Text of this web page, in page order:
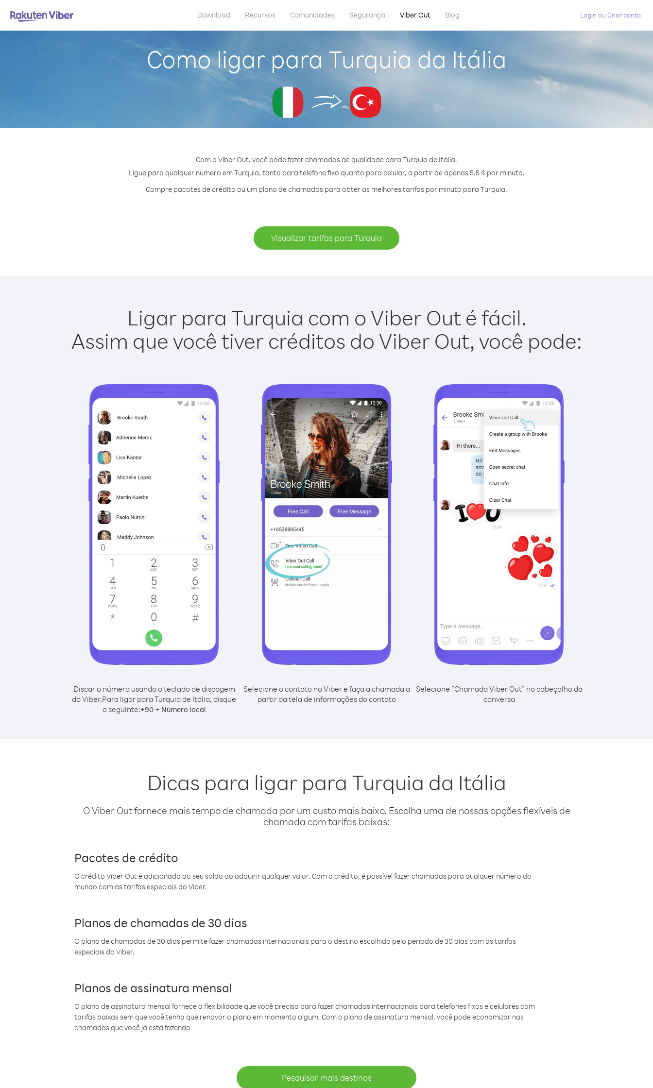
Download Recursos Comunidades Segurança Viber Out Blog Login ou Criar conta
Como ligar para Turquia da Itália
Com o Viber Out, você pode fazer chamadas de qualidade para Turquia de Itália.
Ligue para qualquer número em Turquia, tanto para telefone fixo quanto para celular, a partir de apenas 5.5 ¢ por minuto.
Compre pacotes de crédito ou um plano de chamadas para obter as melhores tarifas por minuto para Turquia.
Visualizar tarifas para Turquia
Ligar para Turquia com o Viber Out é fácil.
Assim que você tiver créditos do Viber Out, você pode:
Discar o número usando o teclado de discagem
do Viber.Para ligar para Turquia de Itália, disque
o seguinte:+90+ Número local
Selecione o contato no Viber e faça a chamada a
partir da tela de informações do contato
Selecione “Chamada Viber Out” no cabeçalho da
conversa
Dicas para ligar para Turquia da Itália
O Viber Out fornece mais tempo de chamada por um custo mais baixo. Escolha uma de nossas opções flexíveis de
chamada com tarifas baixas:
Pacotes de crédito
O crédito Viber Out é adicionado ao seu saldo ao adquirir qualquer valor. Com o crédito, é possível fazer chamadas para qualquer número do
mundo com as tarifas especiais do Viber.
Planos de chamadas de 30 dias
O plano de chamadas de 30 dias permite fazer chamadas internacionais para o destino escolhido pelo período de 30 dias com as tarifas
especiais do Viber.
Planos de assinatura mensal
O plano de assinatura mensal fornece a flexibilidade que você precisa para fazer chamadas internacionais para telefones fixos e celulares com
tarifas baixas sem que você tenha que renovar o plano em momento algum. Com o plano de assinatura mensal, você pode economizar nas
chamadas que você já está fazendo
Pesquisar mais destinos